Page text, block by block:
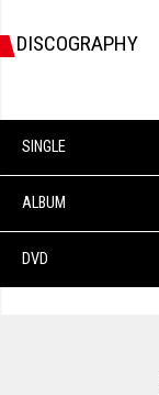
DISCOGRAPHY
SINGLE
ALBUM
DVD